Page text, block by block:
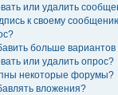
или удалить
к своему
больше вариантов
или удалить опрос?
некоторые форумы?
вложения?